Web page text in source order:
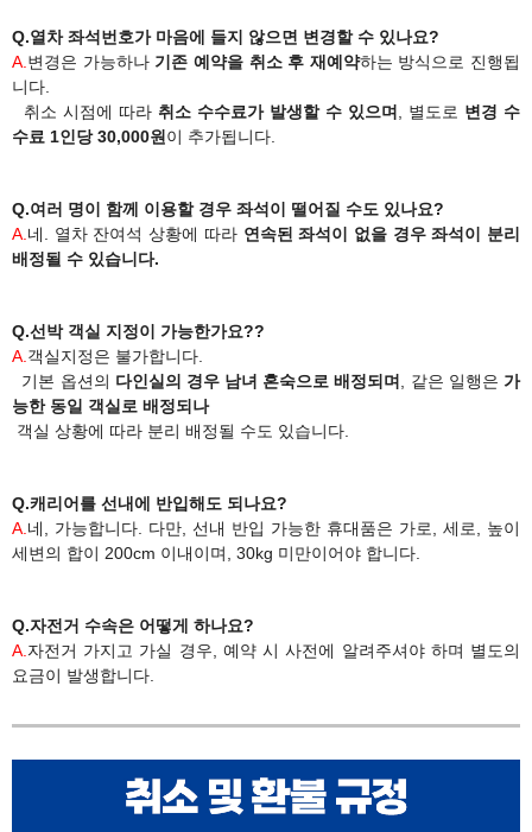
Q.열차 좌석번호가 마음에 들지 않으면 변경할 수 있나요?
A.변경은 가능하나 기존 예약을 취소 후 재예약하는 방식으로 진행됩
니다.
취소 시점에 따라 취소 수수료가 발생할 수 있으며 , 별도로 변경 수
수료 1인당 30,000원이 추가됩니다.
Q.여러 명이 함께 이용할 경우 좌석이 떨어질 수도 있나요?
A.네. 열차 잔여석 상황에 따라 연속된 좌석이 없을 경우 좌석이 분리
배정될 수 있습니다.
Q.선박 객실 지정이 가능한가요??
A.객실지정은 불가합니다.
기본 옵션의 다인실의 경우 남녀 혼숙으로 배정되며 , 같은 일행은 가
능한 동일 객실로 배정되나
객실 상황에 따라 분리 배정될 수도 있습니다.
Q.캐리어를 선내에 반입해도 되나요?
A.네, 가능합니다. 다만, 선내 반입 가능한 휴대품은 가로, 세로, 높이
세변의 합이 200cm 이내이며, 30kg 미만이어야 합니다.
Q.​자전거 수속은 어떻게 하나요?
A.​자전거 가지고 가실 경우, 예약 시 사전에 알려주셔야 하며 별도의
요금이 발생합니다.